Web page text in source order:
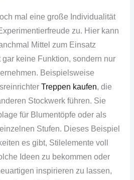
mal eine große Individualität
zu. Hier kann
Mittel zum Einsatz
keine Funktion, sondern nur
Beispielsweise
Treppen kaufen, die
Stockwerk führen. Sie
für Blumentöpfe oder als
Stufen. Dieses Beispiel
es gibt, Stilelemente voll
Ideen zu bekommen oder
inspirieren zu lassen,